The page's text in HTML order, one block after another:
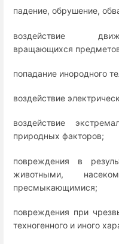
падение, обрушение,
воздействие
вращающихся
попадание инородного
воздействие
воздействие
природных факторов;
повреждения в
животными,
пресмыкающимися;
повреждения при
техногенного и иного